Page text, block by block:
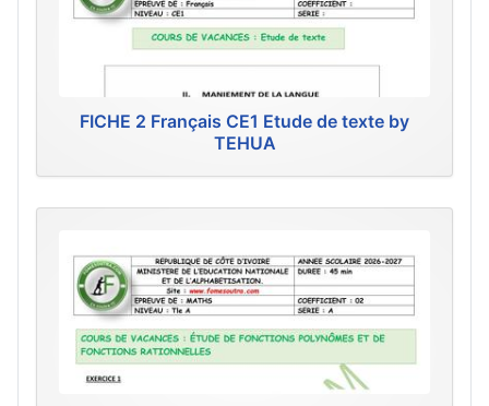
FICHE 2 Français CE1 Etude de texte by
TEHUA